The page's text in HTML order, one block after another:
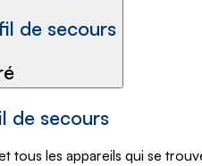
de secours
de secours
tous les appareils qui se